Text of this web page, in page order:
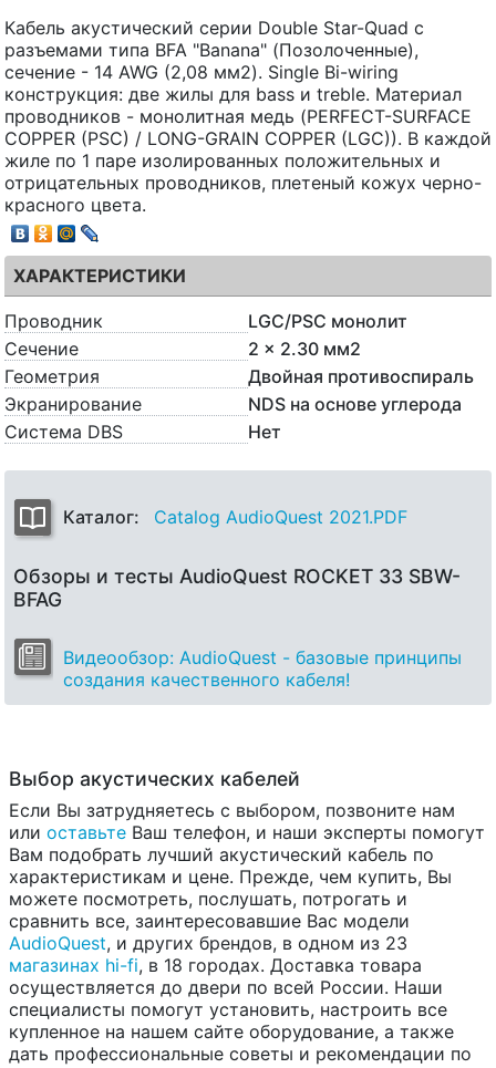
Кабель акустический серии Double Star-Quad с
разъемами типа BFA "Banana" (Позолоченные),
сечение - 14 AWG (2,08 мм2). Single Bi-wiring
конструкция: две жилы для bass и treble. Материал
проводников - монолитная медь (PERFECT-SURFACE
COPPER (PSC) / LONG-GRAIN COPPER (LGC)). В каждой
жиле по 1 паре изолированных положительных и
отрицательных проводников, плетеный кожух черно-
красного цвета.
ХАРАКТЕРИСТИКИ
Проводник
LGC/PSC монолит
Сечение
2 x 2.30 мм2
Геометрия
Двойная противоспираль
Экранирование
NDS на основе углерода
Система DBS
Нет
Каталог: Catalog AudioQuest 2021.PDF
Обзоры и тесты AudioQuest ROCKET 33 SBW-
BFAG
Видеообзор: AudioQuest - базовые принципы
создания качественного кабеля!
Выбор акустических кабелей
Если Вы затрудняетесь с выбором, позвоните нам
или оставьте Ваш телефон, и наши эксперты помогут
Вам подобрать лучший акустический кабель по
характеристикам и цене. Прежде, чем купить, Вы
можете посмотреть, послушать, потрогать и
сравнить все, заинтересовавшие Вас модели
AudioQuest, и других брендов, в одном из 23
магазинах hi-fi, в 18 городах. Доставка товара
осуществляется до двери по всей России. Наши
специалисты помогут установить, настроить все
купленное на нашем сайте оборудование, а также
дать профессиональные советы и рекомендации по